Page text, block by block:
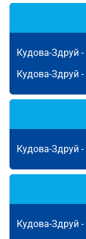
Кудова-Здруй -
Кудова-Здруй -
Кудова-Здруй -
Кудова-Здруй -